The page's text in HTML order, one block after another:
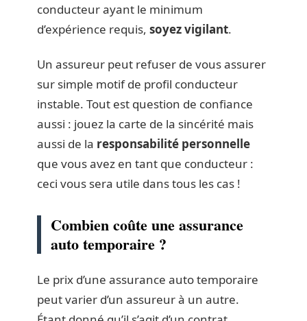
conducteur ayant le minimum
d’expérience requis, soyez vigilant.
Un assureur peut refuser de vous assurer
sur simple motif de profil conducteur
instable. Tout est question de confiance
aussi : jouez la carte de la sincérité mais
aussi de la responsabilité personnelle
que vous avez en tant que conducteur :
ceci vous sera utile dans tous les cas !
Combien coûte une assurance
auto temporaire ?
Le prix d’une assurance auto temporaire
peut varier d’un assureur à un autre.